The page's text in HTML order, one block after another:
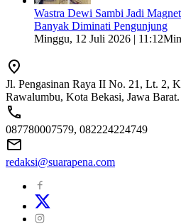
Wastra Dewi Sambi Jadi
Banyak Diminati Pengunjung
Minggu, 12 Juli 2026 | 11:12
Jl. Pengasinan Raya II No. 21, Lt. 2,
Rawalumbu, Kota Bekasi, Jawa
087780007579, 082224224749
redaksi@suarapena.com